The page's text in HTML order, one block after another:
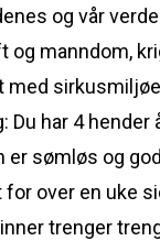
og vår
manndom,
med
har 4
er sømløs og
over en uke
trenger